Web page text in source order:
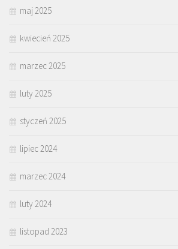
maj 2025
kwiecień 2025
marzec 2025
luty 2025
styczeń 2025
lipiec 2024
marzec 2024
luty 2024
listopad 2023